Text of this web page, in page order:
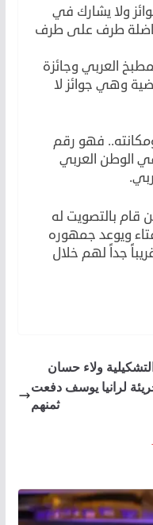
ولا يشارك في
طرف على طرف
العربي وجائزة
وهي جوائز لا
فهو رقم
الوطن العربي
بالتصويت له
ويوعد جمهوره
جداً لهم خلال
ولاء حسان
جريئة لرانيا يوسف دفعت
ثمنهم